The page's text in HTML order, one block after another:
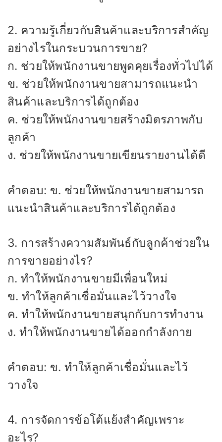
2. ความรู้เกี่ยวกับสินค้าและบริการสำคัญ
อย่างไรในกระบวนการขาย?
ก. ช่วยให้พนักงานขายพูดคุยเรื่องทั่วไปได้
ข. ช่วยให้พนักงานขายสามารถแนะนำ
สินค้าและบริการได้ถูกต้อง
ค. ช่วยให้พนักงานขายสร้างมิตรภาพกับ
ลูกค้า
ง. ช่วยให้พนักงานขายเขียนรายงานได้ดี
คำตอบ: ข. ช่วยให้พนักงานขายสามารถ
แนะนำสินค้าและบริการได้ถูกต้อง
3. การสร้างความสัมพันธ์กับลูกค้าช่วยใน
การขายอย่างไร?
ก. ทำให้พนักงานขายมีเพื่อนใหม่
ข. ทำให้ลูกค้าเชื่อมั่นและไว้วางใจ
ค. ทำให้พนักงานขายสนุกกับการทำงาน
ง. ทำให้พนักงานขายได้ออกกำลังกาย
คำตอบ: ข. ทำให้ลูกค้าเชื่อมั่นและไว้
วางใจ
4. การจัดการข้อโต้แย้งสำคัญเพราะ
อะไร?